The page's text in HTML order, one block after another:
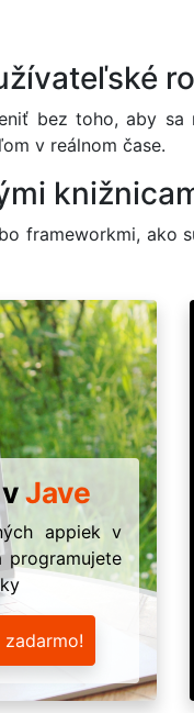
bez toho, aby
v reálnom čase.
frameworkmi, ako
Jave
appiek v
zadarmo!